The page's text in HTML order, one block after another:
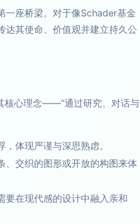
一座桥梁。对于像Schader基金
达其使命、价值观并建立持久公
核心理念——“通过研究、对话与
体现严谨与深思熟虑。
、交织的图形或开放的构图来体
要在现代感的设计中融入亲和